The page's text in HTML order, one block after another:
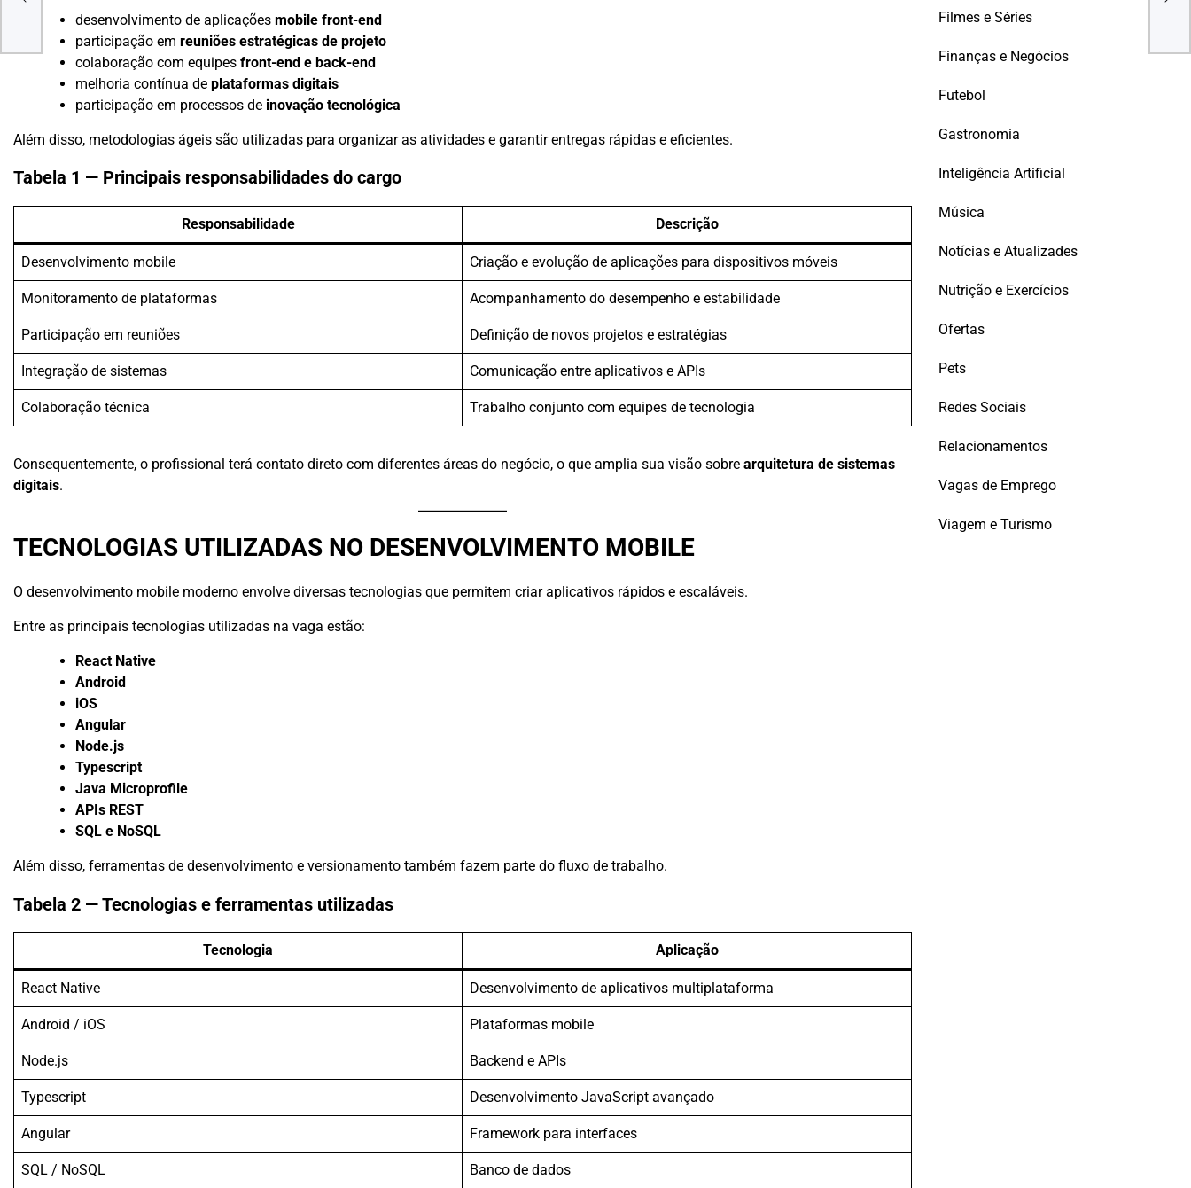
desenvolvimento de aplicações mobile front-end
participação em reuniões estratégicas de projeto
colaboração com equipes front-end e back-end
melhoria contínua de plataformas digitais
participação em processos de inovação tecnológica
Além disso, metodologias ágeis são utilizadas para organizar as atividades e garantir entregas rápidas e eficientes.
Tabela 1 — Principais responsabilidades do cargo
Responsabilidade Descrição
Desenvolvimento mobile Criação e evolução de aplicações para dispositivos móveis
Monitoramento de plataformas Acompanhamento do desempenho e estabilidade
Participação em reuniões Definição de novos projetos e estratégias
Integração de sistemas Comunicação entre aplicativos e APIs
Colaboração técnica Trabalho conjunto com equipes de tecnologia
Consequentemente, o profissional terá contato direto com diferentes áreas do negócio, o que amplia sua visão sobre arquitetura de sistemas
digitais.
TECNOLOGIAS UTILIZADAS NO DESENVOLVIMENTO MOBILE
O desenvolvimento mobile moderno envolve diversas tecnologias que permitem criar aplicativos rápidos e escaláveis.
Entre as principais tecnologias utilizadas na vaga estão:
React Native
Android
iOS
Angular
Node.js
Typescript
Java Microprofile
APIs REST
SQL e NoSQL
Além disso, ferramentas de desenvolvimento e versionamento também fazem parte do fluxo de trabalho.
Tabela 2 — Tecnologias e ferramentas utilizadas
Tecnologia Aplicação
React Native Desenvolvimento de aplicativos multiplataforma
Android / iOS Plataformas mobile
Node.js Backend e APIs
Typescript Desenvolvimento JavaScript avançado
Angular Framework para interfaces
SQL / NoSQL Banco de dados
Filmes e Séries
Finanças e Negócios
Futebol
Gastronomia
Inteligência Artificial
Música
Notícias e Atualizades
Nutrição e Exercícios
Ofertas
Pets
Redes Sociais
Relacionamentos
Vagas de Emprego
Viagem e Turismo